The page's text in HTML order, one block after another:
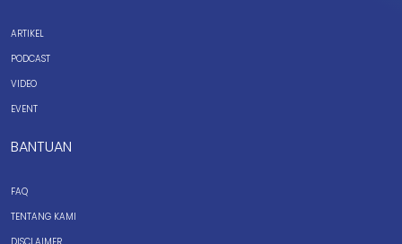
ARTIKEL
PODCAST
VIDEO
EVENT
BANTUAN
FAQ
TENTANG KAMI